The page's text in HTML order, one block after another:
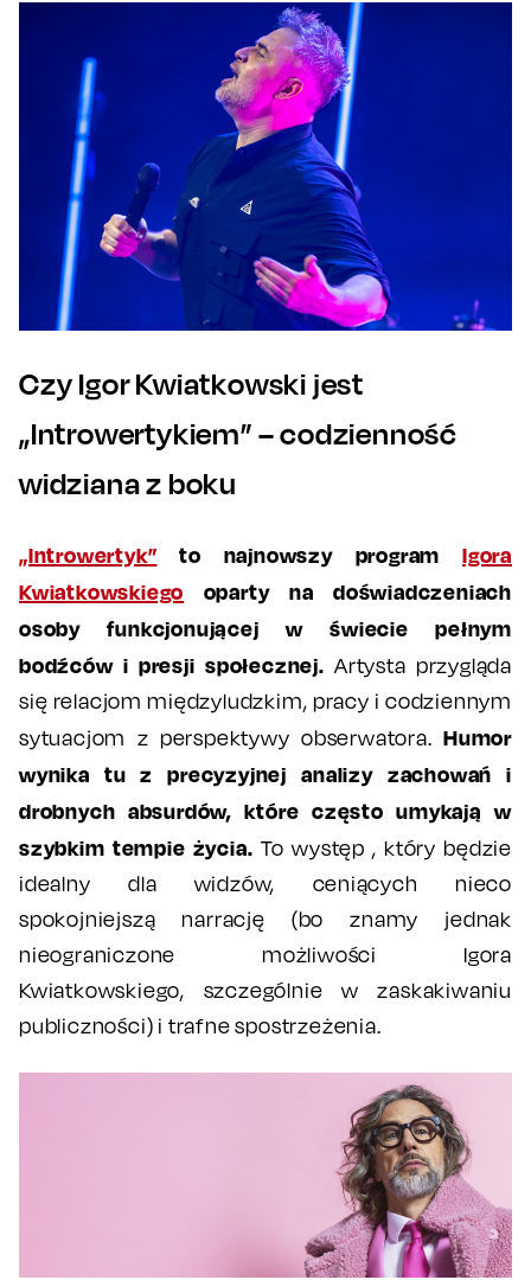
Czy Igor Kwiatkowski jest
„Introwertykiem” – codzienność
widziana z boku
„Introwertyk”to najnowszy program Igora
Kwiatkowskiego oparty na doświadczeniach
osoby funkcjonującej w świecie pełnym
bodźców i presji społecznej. Artysta przygląda
się relacjom międzyludzkim, pracy i codziennym
sytuacjom z perspektywy obserwatora. Humor
wynika tu z precyzyjnej analizy zachowań i
drobnych absurdów, które często umykają w
szybkim tempie życia. To występ , który będzie
idealny dla widzów, ceniących nieco
spokojniejszą narrację (bo znamy jednak
nieograniczone możliwości Igora
Kwiatkowskiego, szczególnie w zaskakiwaniu
publiczności) i trafne spostrzeżenia.